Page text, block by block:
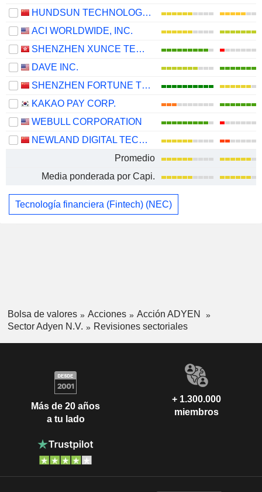
HUNDSUN TECHNOLOGIES INC.
ACI WORLDWIDE, INC.
SHENZHEN XUNCE TECHNOLOGY CO., LTD.
DAVE INC.
SHENZHEN FORTUNE TREND TECHNOLOGY CO., LTD.
KAKAO PAY CORP.
WEBULL CORPORATION
NEWLAND DIGITAL TECHNOLOGY CO.,LTD.
Promedio
Media ponderada por Capi.
Tecnología financiera (Fintech) (NEC)
Bolsa de valores Acciones
Acción ADYEN
Sector Adyen N.V.
Revisiones sectoriales
Más de 20 años
a tu lado
+ 1.300.000
miembros